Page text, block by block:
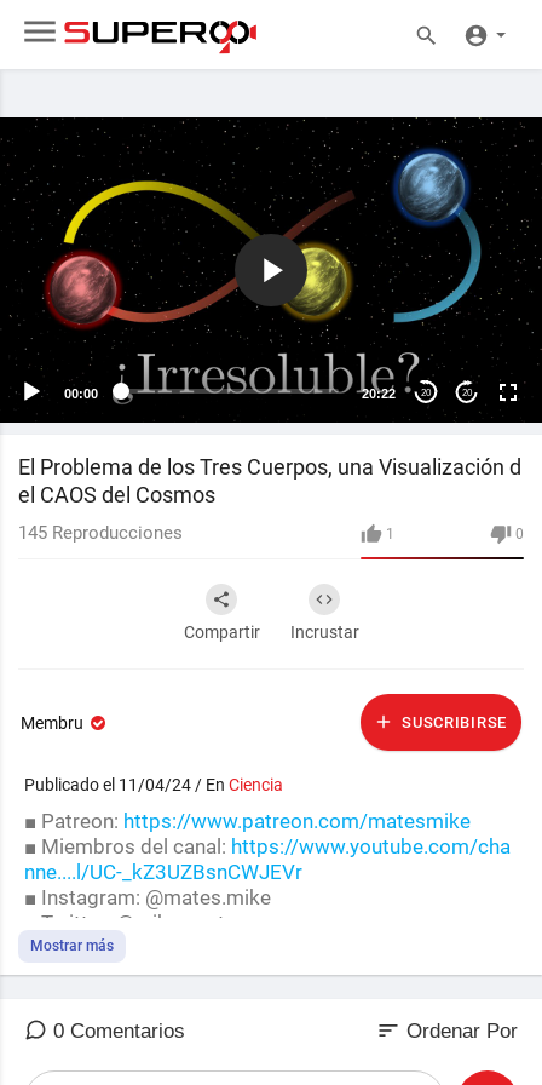
00:00 20:22 20 20
El Problema de los Tres Cuerpos, una Visualización d
el CAOS del Cosmos
1 0
145 Reproducciones
Compartir Incrustar
Membru SUSCRIBIRSE
Publicado el 11/04/24 / En Ciencia
■ Patreon: https://www.patreon.com/matesmike
■ Miembros del canal: https://www.youtube.com/cha
nne....l/UC-_kZ3UZBsnCWJEVr
■ Instagram: @mates.mike
■ Twitter: @mike_mates
ARTÍCULOS:
csb.edu/~....fratus/phys103/LN/TB
y/gonzalez/Teaching
Mostrar más
0 Comentarios sort Ordenar Por